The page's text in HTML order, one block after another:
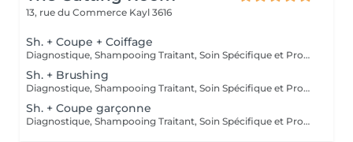
13, rue du Commerce Kayl 3616
Sh. + Coupe + Coiffage
Diagnostique, Shampooing Traitant, Soin Spécifique et Produits Coiffants inclus
Sh. + Brushing
Diagnostique, Shampooing Traitant, Soin Spécifique et Produits Coiffants inclus
Sh. + Coupe garçonne
Diagnostique, Shampooing Traitant, Soin Spécifique et Produits Coiffants inclus